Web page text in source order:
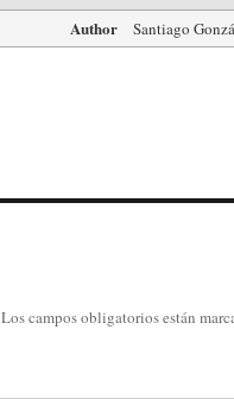
Author Santiago
Los campos obligatorios están